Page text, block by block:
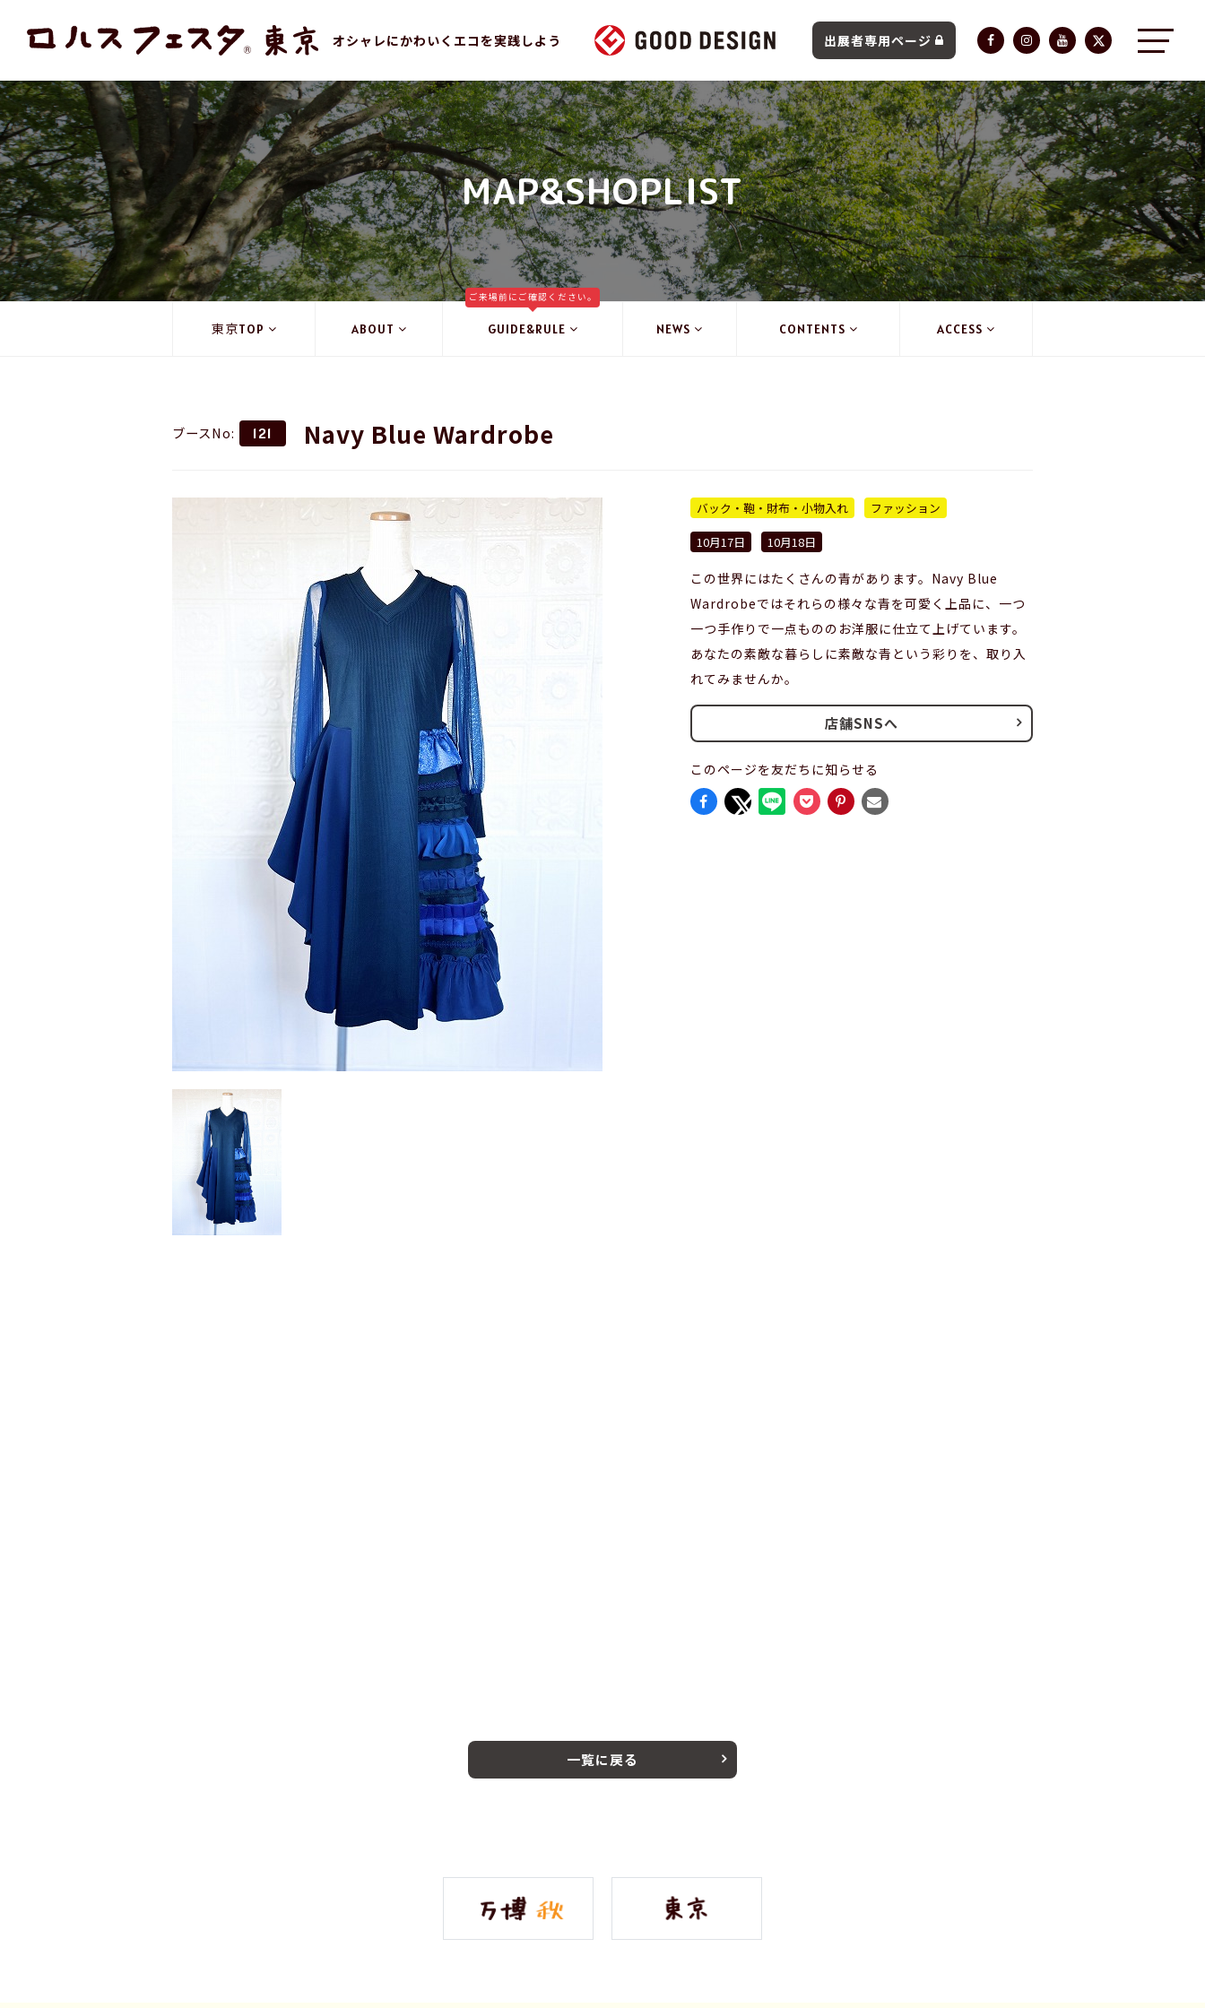
オシャレにかわいくエコを実践しよう 出展者専用ページ
MAP&SHOPLIST
東京TOP ABOUT GUIDE&RULE
ご来場前にご確認ください。
NEWS CONTENTS ACCESS
ブースNo: 121 Navy Blue Wardrobe
バック・鞄・財布・小物入れ
ファッション
10月17日
10月18日
この世界にはたくさんの青があります。Navy Blue
Wardrobeではそれらの様々な青を可愛く上品に、一つ
一つ手作りで一点もののお洋服に仕立て上げています。
あなたの素敵な暮らしに素敵な青という彩りを、取り入
れてみませんか。
店舗SNSへ
このページを友だちに知らせる
一覧に戻る